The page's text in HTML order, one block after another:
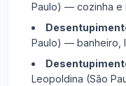
Paulo) — cozinha e
Paulo) — banheiro,
Leopoldina (São